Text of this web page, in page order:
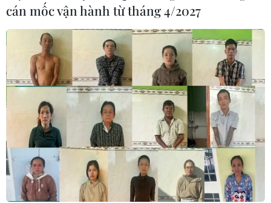
cán mốc vận hành từ tháng 4/2027